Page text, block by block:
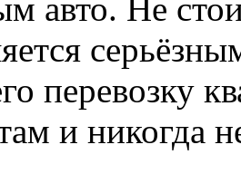
авто. Не
перевозку
и никогда